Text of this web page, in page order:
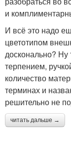
и
И всё это надо
цветотипом
досконально? Ну
терпением,
количество
терминах и
решительно не
читать дальше →